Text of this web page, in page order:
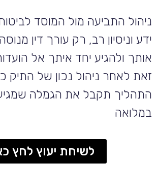
ניהול התביעה מול המוסד
ידע וניסיון רב, רק עורך דין
אותך ולהגיע יחד איתך אל
זאת לאחר ניהול נכון של התיק
התהליך תקבל את הגמלה
במלואה
לשיחת יעוץ לחץ